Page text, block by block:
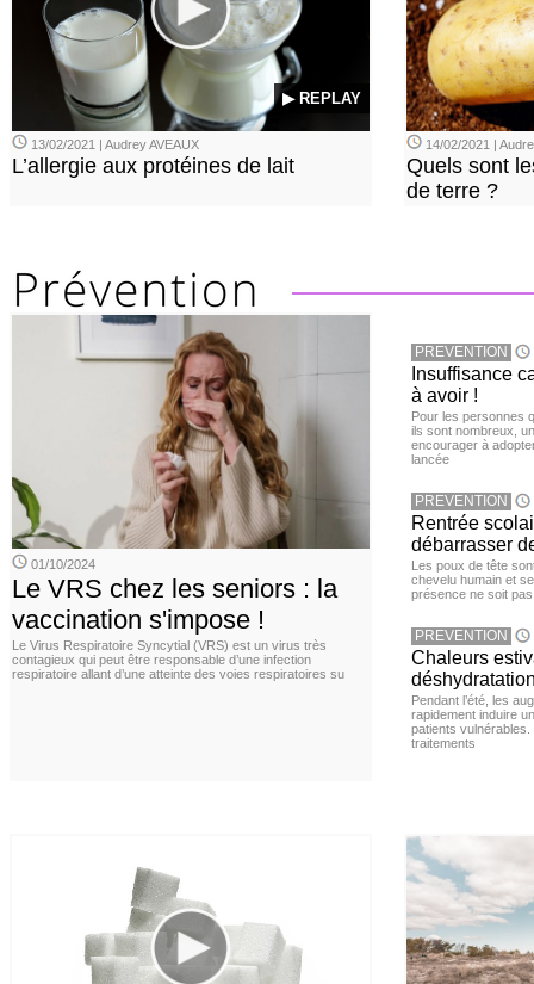
▶ REPLAY
13/02/2021 | Audrey AVEAUX
L’allergie aux protéines de lait
14/02/2021 |
Quels sont
de terre ?
01/10/2024
Le VRS chez les seniors : la
vaccination s'impose !
Le Virus Respiratoire Syncytial (VRS) est un virus très
contagieux qui peut être responsable d’une infection
respiratoire allant d’une atteinte des voies respiratoires su
PREVENTION
Insuffisance
à avoir !
Pour les personnes
ils sont nombreux,
encourager à
lancée
PREVENTION
Rentrée
débarrasser
Les poux de tête
chevelu humain et
présence ne soit
PREVENTION
Chaleurs
Pendant l’été, les
rapidement induire
patients
traitements